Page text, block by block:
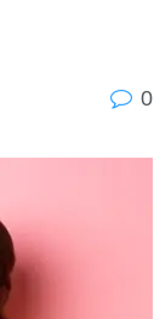
0